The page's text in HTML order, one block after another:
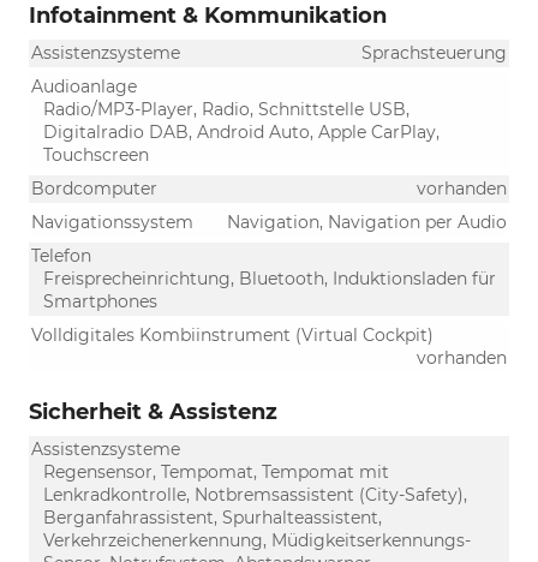
Infotainment & Kommunikation
Assistenzsysteme
Sprachsteuerung
Audioanlage
Radio/MP3-Player, Radio, Schnittstelle USB,
Digitalradio DAB, Android Auto, Apple CarPlay,
Touchscreen
Bordcomputer
vorhanden
Navigationssystem
Navigation, Navigation per Audio
Telefon
Freisprecheinrichtung, Bluetooth, Induktionsladen für
Smartphones
Volldigitales Kombiinstrument (Virtual Cockpit)
vorhanden
Sicherheit & Assistenz
Assistenzsysteme
Regensensor, Tempomat, Tempomat mit
Lenkradkontrolle, Notbremsassistent (City-Safety),
Berganfahrassistent, Spurhalteassistent,
Verkehrzeichenerkennung, Müdigkeitserkennungs-